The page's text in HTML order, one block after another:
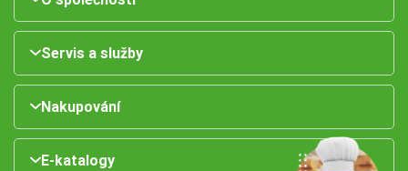
Servis a služby
Nakupování
E-katalogy